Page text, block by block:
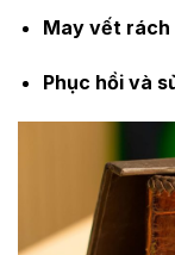
May vết rách
Phục hồi và